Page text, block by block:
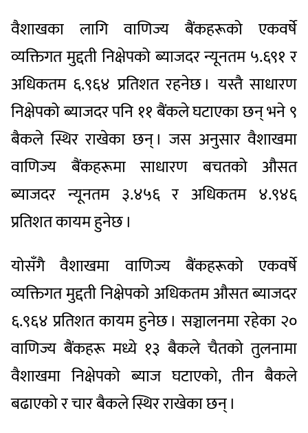
वैशाखका लागि वाणिज्य बैंकहरूको एकवर्षे
व्यक्तिगत मुद्दती निक्षेपको ब्याजदर न्यूनतम ५.६९१ र
अधिकतम ६.९६४ प्रतिशत रहनेछ । यस्तै साधारण
निक्षेपको ब्याजदर पनि ११ बैंकले घटाएका छन् भने ९
बैकले स्थिर राखेका छन् । जस अनुसार वैशाखमा
वाणिज्य बैंकहरूमा साधारण बचतको औसत
ब्याजदर न्यूनतम ३.४५६ र अधिकतम ४.९४६
प्रतिशत कायम हुनेछ ।
योसँगै वैशाखमा वाणिज्य बैंकहरूको एकवर्षे
व्यक्तिगत मुद्दती निक्षेपको अधिकतम औसत ब्याजदर
६.९६४ प्रतिशत कायम हुनेछ । सञ्चालनमा रहेका २०
वाणिज्य बैंकहरू मध्ये १३ बैकले चैतको तुलनामा
वैशाखमा निक्षेपको ब्याज घटाएको, तीन बैकले
बढाएको र चार बैकले स्थिर राखेका छन् ।